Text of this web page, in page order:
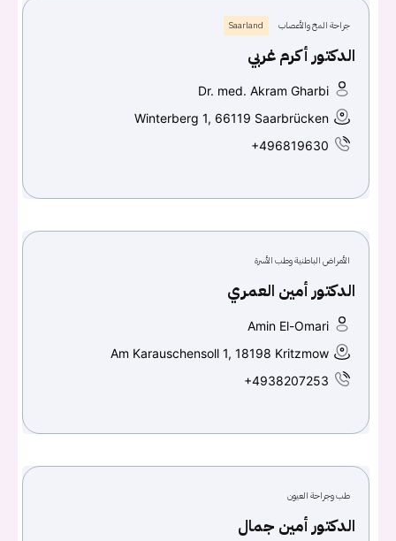
جراحة المخ والأعصاب Saarland
الدكتور أكرم غربي
Dr. med. Akram Gharbi
Winterberg 1, 66119 Saarbrücken
+496819630
الأمراض الباطنية وطب الأسرة
الدكتور أمين العمري
Amin El-Omari
Am Karauschensoll 1, 18198 Kritzmow
+4938207253
طب وجراحة العيون
الدكتور أمين جمال